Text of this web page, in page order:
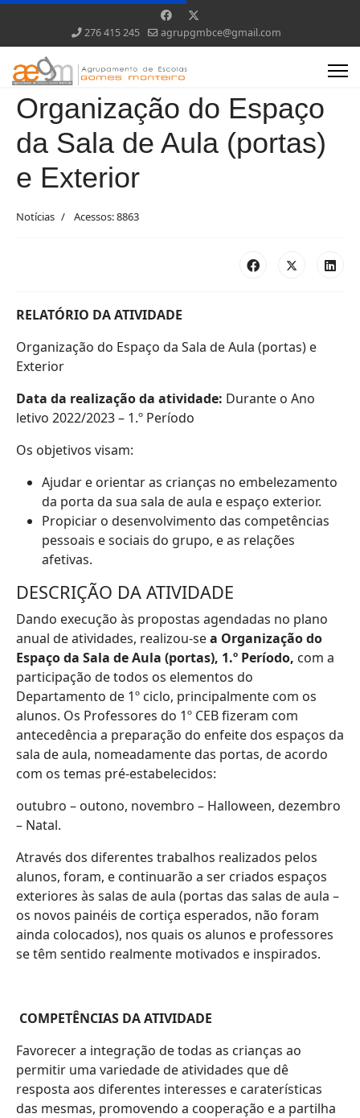
276 415 245 agrupgmbce@gmail.com
Organização do Espaço
da Sala de Aula (portas)
e Exterior
Notícias Acessos: 8863
RELATÓRIO DA ATIVIDADE
Organização do Espaço da Sala de Aula (portas) e
Exterior
Data da realização da atividade: Durante o Ano
letivo 2022/2023 – 1.º Período
Os objetivos visam:
Ajudar e orientar as crianças no embelezamento
da porta da sua sala de aula e espaço exterior.
Propiciar o desenvolvimento das competências
pessoais e sociais do grupo, e as relações
afetivas.
DESCRIÇÃO DA ATIVIDADE
Dando execução às propostas agendadas no plano
anual de atividades, realizou-sea Organização do
Espaço da Sala de Aula (portas), 1.º Período, com a
participação de todos os elementos do
Departamento de 1º ciclo, principalmente com os
alunos. Os Professores do 1º CEB fizeram com
antecedência a preparação do enfeite dos espaços da
sala de aula, nomeadamente das portas, de acordo
com os temas pré-estabelecidos:
outubro – outono, novembro – Halloween, dezembro
– Natal.
Através dos diferentes trabalhos realizados pelos
alunos, foram, e continuarão a ser criados espaços
exteriores às salas de aula (portas das salas de aula –
os novos painéis de cortiça esperados, não foram
ainda colocados), nos quais os alunos e professores
se têm sentido realmente motivados e inspirados.
COMPETÊNCIAS DA ATIVIDADE
Favorecer a integração de todas as crianças ao
permitir uma variedade de atividades que dê
resposta aos diferentes interesses e caraterísticas
das mesmas, promovendo a cooperação e a partilha